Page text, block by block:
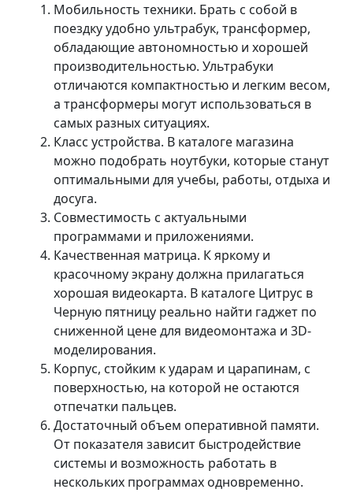
Мобильность техники. Брать с собой в
поездку удобно ультрабук, трансформер,
обладающие автономностью и хорошей
производительностью. Ультрабуки
отличаются компактностью и легким весом,
а трансформеры могут использоваться в
самых разных ситуациях.
Класс устройства. В каталоге магазина
можно подобрать ноутбуки, которые станут
оптимальными для учебы, работы, отдыха и
досуга.
Совместимость с актуальными
программами и приложениями.
Качественная матрица. К яркому и
красочному экрану должна прилагаться
хорошая видеокарта. В каталоге Цитрус в
Черную пятницу реально найти гаджет по
сниженной цене для видеомонтажа и 3D-
моделирования.
Корпус, стойким к ударам и царапинам, с
поверхностью, на которой не остаются
отпечатки пальцев.
Достаточный объем оперативной памяти.
От показателя зависит быстродействие
системы и возможность работать в
нескольких программах одновременно.